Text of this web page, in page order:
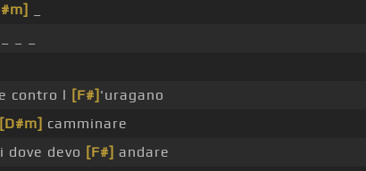
contro l [F#] 'uragano
[D#m] camminare
dove devo [F#] andare